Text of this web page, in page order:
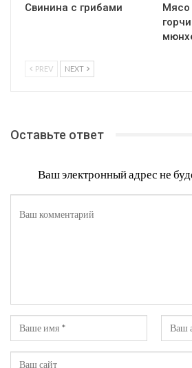
Свинина с грибами
Мясо
PREV NEXT
Оставьте ответ
Ваш электронный адрес не